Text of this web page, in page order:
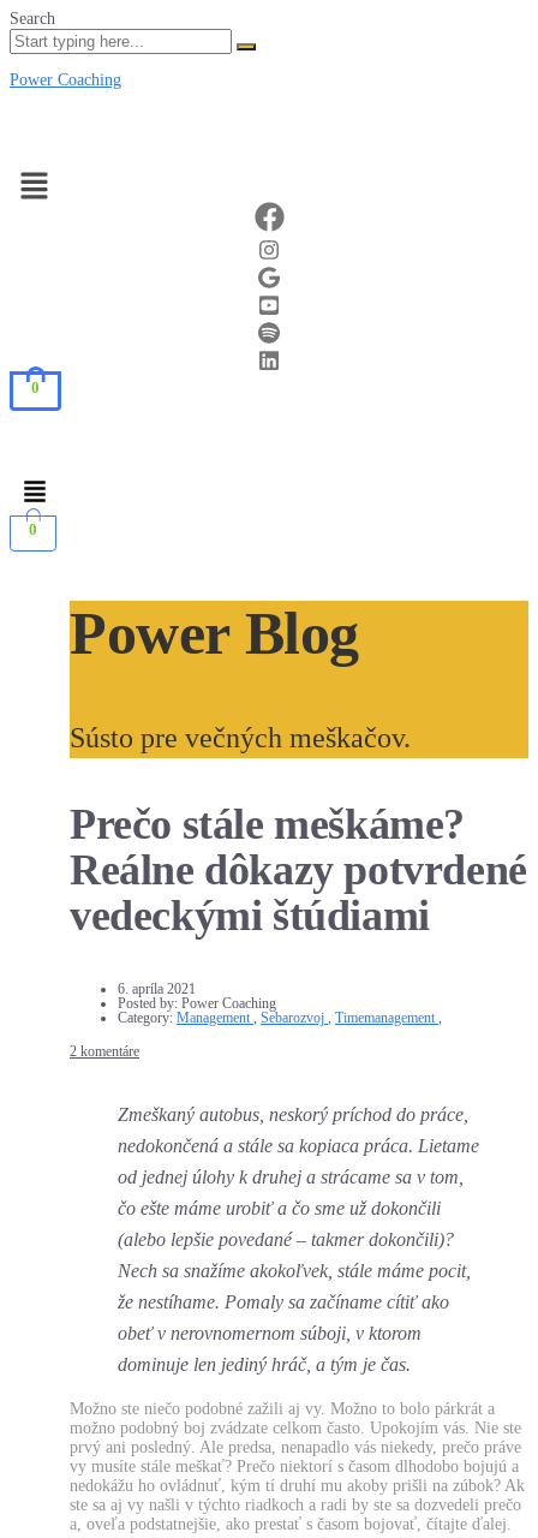
Search
Power Coaching
Menu
0
Menu
0
Power Blog
Sústo pre večných meškačov.
Prečo stále meškáme?
Reálne dôkazy potvrdené
vedeckými štúdiami
6. apríla 2021
Posted by: Power Coaching
Category: Management Sebarozvoj Timemanagement
2 komentáre
Zmeškaný autobus, neskorý príchod do práce,
nedokončená a stále sa kopiaca práca. Lietame
od jednej úlohy k druhej a strácame sa v tom,
čo ešte máme urobiť a čo sme už dokončili
(alebo lepšie povedané – takmer dokončili)?
Nech sa snažíme akokoľvek, stále máme pocit,
že nestíhame. Pomaly sa začíname cítiť ako
obeť v nerovnomernom súboji, v ktorom
dominuje len jediný hráč, a tým je čas.
Možno ste niečo podobné zažili aj vy. Možno to bolo párkrát a
možno podobný boj zvádzate celkom často. Upokojím vás. Nie ste
prvý ani posledný. Ale predsa, nenapadlo vás niekedy, prečo práve
vy musíte stále meškať? Prečo niektorí s časom dlhodobo bojujú a
nedokážu ho ovládnuť, kým tí druhí mu akoby prišli na zúbok? Ak
ste sa aj vy našli v týchto riadkoch a radi by ste sa dozvedeli prečo
a, oveľa podstatnejšie, ako prestať s časom bojovať, čítajte ďalej.